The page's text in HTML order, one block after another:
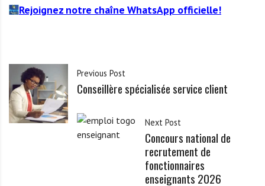
Rejoignez notre chaîne WhatsApp officielle!
Previous Post
Conseillère spécialisée service client
Next Post
Concours national de
recrutement de
fonctionnaires
enseignants 2026